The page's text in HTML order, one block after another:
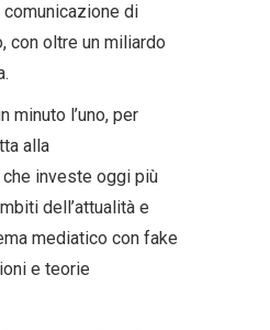
comunicazione di
con oltre un miliardo
minuto l’uno, per
alla
investe oggi più
dell’attualità e
mediatico con fake
e teorie